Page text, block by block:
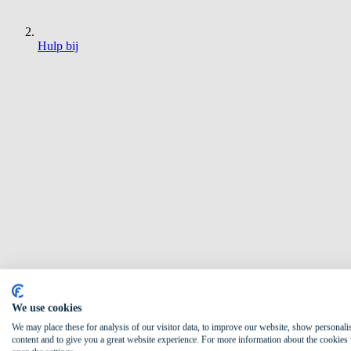
Hulp bij
We use cookies
We may place these for analysis of our visitor data, to improve our website, show
content and to give you a great website experience. For more information about the cookies